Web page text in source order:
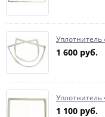
Уплотнитель
1 600 руб.
Уплотнитель
1 100 руб.